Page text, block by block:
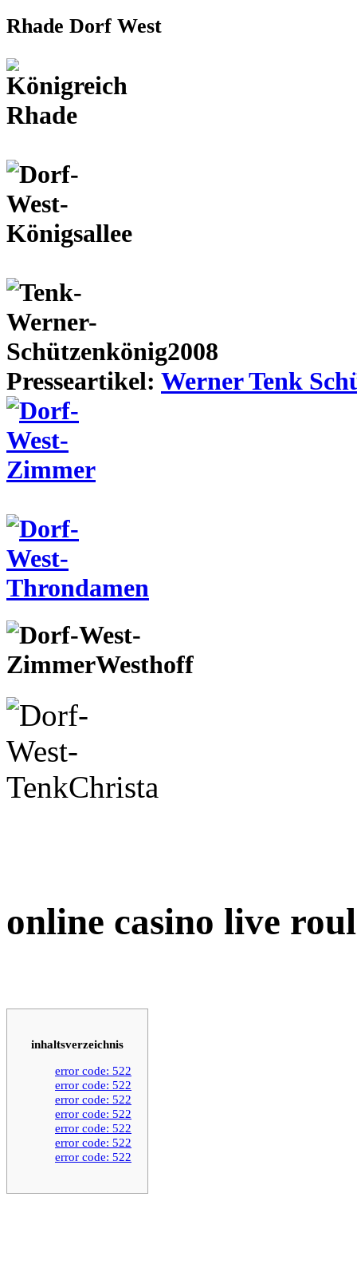
Rhade Dorf West
Presseartikel: Werner Tenk
online casino live
inhaltsverzeichnis
error code: 522
error code: 522
error code: 522
error code: 522
error code: 522
error code: 522
error code: 522